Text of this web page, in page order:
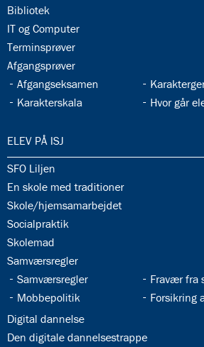
33.7:
Bibliotek
33.8:
IT og Computer
33.9:
Terminsprøver
33.10:
Afgangsprøver
33.11:
Afgangseksamen 33.12:
33.13:
Karakterskala 33.14:
Hvor går
34.0:
ELEV PÅ ISJ
34.1:
SFO Liljen
34.2:
En skole med traditioner
34.3:
Skole/hjemsamarbejdet
34.4:
Socialpraktik
34.5:
Skolemad
34.6:
Samværsregler
34.7:
Samværsregler 34.8:
Fravær fra
34.9:
Mobbepolitik 34.10:
Forsikring
34.11:
Digital dannelse
34.12:
Den digitale dannelsestrappe